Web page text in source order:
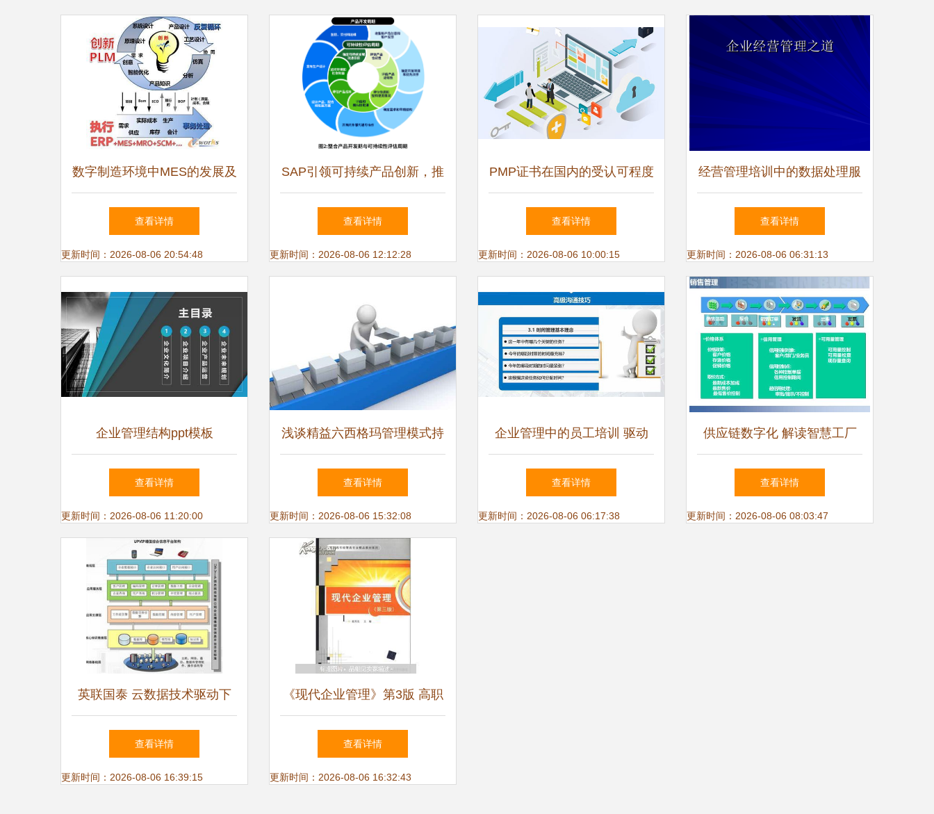
数字制造环境中MES的发展及
其对企业架构的深远影响——
构建响应敏捷的精益智能体系
查看详情
更新时间：2026-08-06 20:54:48
SAP引领可持续产品创新，推
动供应链革新与循环经济
查看详情
更新时间：2026-08-06 12:12:28
PMP证书在国内的受认可程度
数据处理服务的视角
查看详情
更新时间：2026-08-06 10:00:15
经营管理培训中的数据处理服
务 关键要素与实践指南
查看详情
更新时间：2026-08-06 06:31:13
企业管理结构ppt模板
查看详情
更新时间：2026-08-06 11:20:00
浅谈精益六西格玛管理模式持
续推进企业管理创新——以数
据处理服务为视角
查看详情
更新时间：2026-08-06 15:32:08
企业管理中的员工培训 驱动
工作效率与核心能力双重提升
查看详情
更新时间：2026-08-06 06:17:38
供应链数字化 解读智慧工厂
智能制造如何重塑企业管理
查看详情
更新时间：2026-08-06 08:03:47
英联国泰 云数据技术驱动下
的企业管理新范式与数据处理
服务
查看详情
更新时间：2026-08-06 16:39:15
《现代企业管理》第3版 高职
高专经管类专业实践育人的精
品指南
查看详情
更新时间：2026-08-06 16:32:43